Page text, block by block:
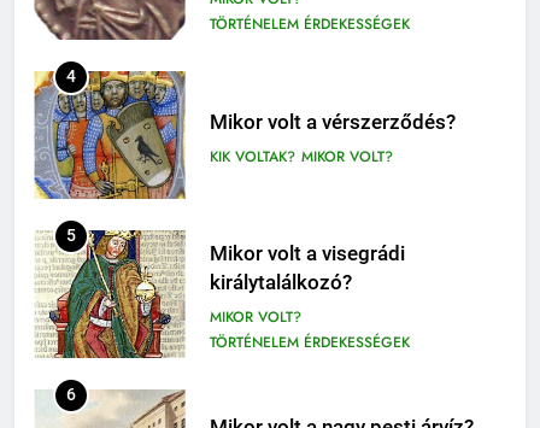
TÖRTÉNELEM ÉRDEKESSÉGEK
4
Mikor volt a vérszerződés?
KIK VOLTAK? MIKOR VOLT?
5
Mikor volt a visegrádi
királytalálkozó?
MIKOR VOLT?
TÖRTÉNELEM ÉRDEKESSÉGEK
6
1-4. OSZTÁLY OLVASÓNAPLÓ
olvasónapló
5. OSZTÁLY OLVASÓNAPLÓ
OLVASÓNAPLÓK
A jó palócok (elemzés)